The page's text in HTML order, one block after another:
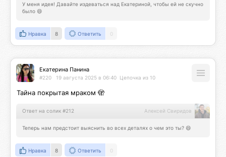
У меня идея! Давайте издеваться над Екатериной, чтобы ей не скучно
было 😄
Нравка 8 Ответить 0
Екатерина Панина
#220 19 августа 2025 в 06:40 Цепочка из 10
Тайна покрытая мраком 🫣
Ответ на солик #212 Алексей Свиридов
Теперь нам предстоит выяснить во всех деталях о чем это ты? 😄
Нравка 8 Ответить 0